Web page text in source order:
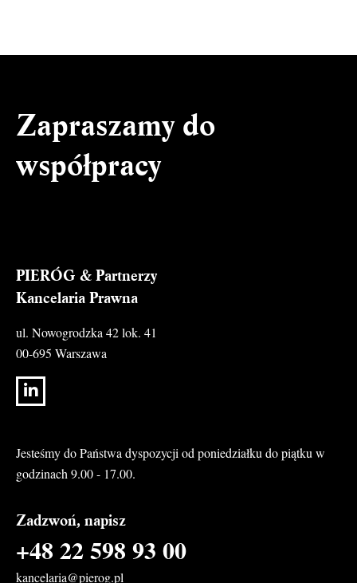
Zapraszamy do
współpracy
PIERÓG & Partnerzy
Kancelaria Prawna
ul. Nowogrodzka 42 lok. 41
00-695 Warszawa
Jesteśmy do Państwa dyspozycji od poniedziałku do piątku w
godzinach 9.00 - 17.00.
Zadzwoń, napisz
+48 22 598 93 00
kancelaria@pierog.pl